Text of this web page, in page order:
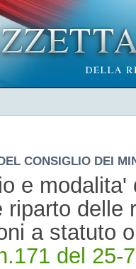
CONSIGLIO DEI
e modalita'
riparto delle
a statuto
del 25-